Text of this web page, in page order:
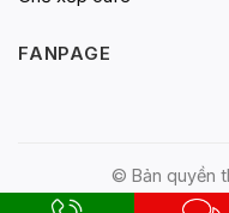
FANPAGE
© Bản quyền